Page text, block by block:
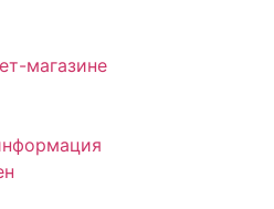
магазине